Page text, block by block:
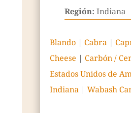
Región: Indiana
Blando| Cabra|
Cheese | Carbón /
Estados Unidos de
Indiana| Wabash